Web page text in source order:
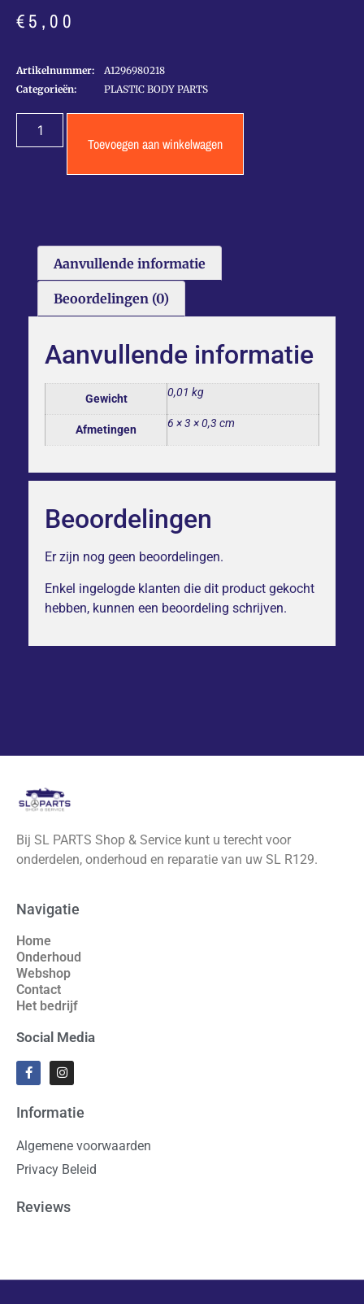
€5,00
Artikelnummer:
A1296980218
Categorieën:
PLASTIC BODY PARTS
Toevoegen aan winkelwagen
Aanvullende informatie
Beoordelingen (0)
Aanvullende informatie
Gewicht 0,01 kg
Afmetingen 6 × 3 × 0,3 cm
Beoordelingen
Er zijn nog geen beoordelingen.
Enkel ingelogde klanten die dit product gekocht
hebben, kunnen een beoordeling schrijven.
Bij SL PARTS Shop & Service kunt u terecht voor
onderdelen, onderhoud en reparatie van uw SL R129.
Navigatie
Home
Onderhoud
Webshop
Contact
Het bedrijf
Social Media
Informatie
Algemene voorwaarden
Privacy Beleid
Reviews